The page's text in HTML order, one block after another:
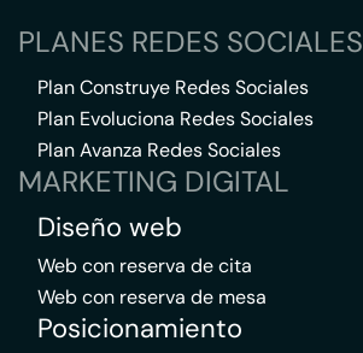
PLANES REDES SOCIALES
Plan Construye Redes Sociales
Plan Evoluciona Redes Sociales
Plan Avanza Redes Sociales
MARKETING DIGITAL
Diseño web
Web con reserva de cita
Web con reserva de mesa
Posicionamiento